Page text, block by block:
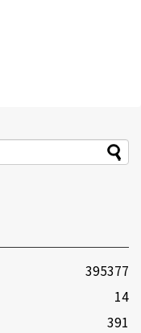
395377
14
391